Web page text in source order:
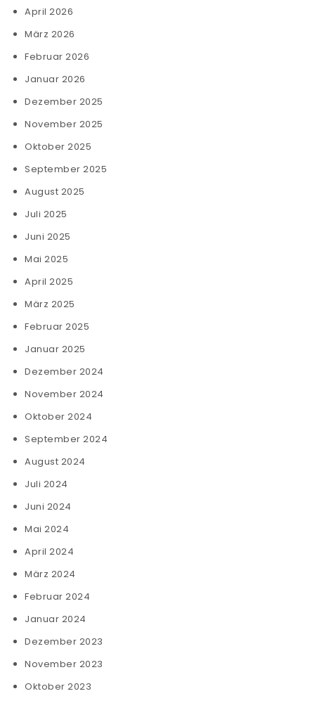
April 2026
März 2026
Februar 2026
Januar 2026
Dezember 2025
November 2025
Oktober 2025
September 2025
August 2025
Juli 2025
Juni 2025
Mai 2025
April 2025
März 2025
Februar 2025
Januar 2025
Dezember 2024
November 2024
Oktober 2024
September 2024
August 2024
Juli 2024
Juni 2024
Mai 2024
April 2024
März 2024
Februar 2024
Januar 2024
Dezember 2023
November 2023
Oktober 2023